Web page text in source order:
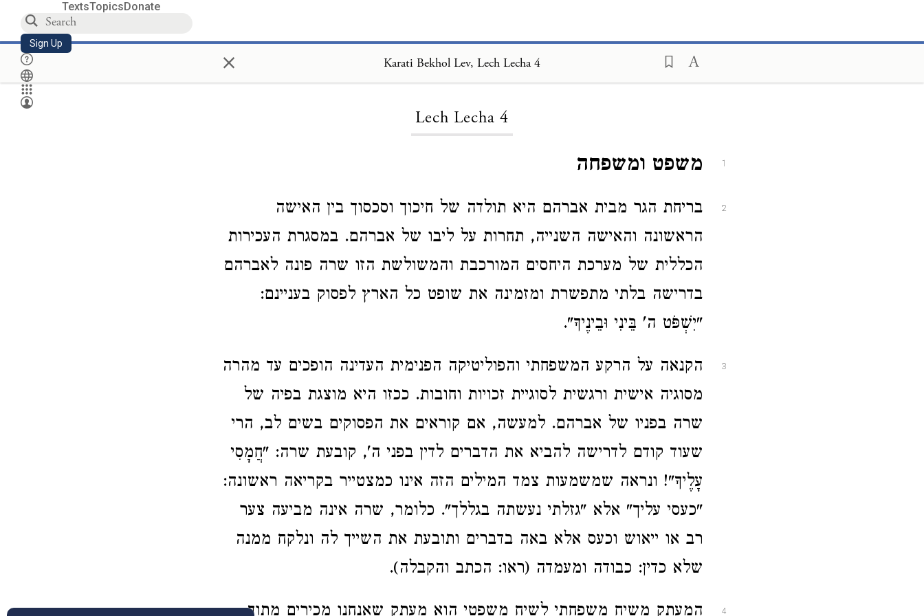
TextsTopicsDonate
Sign Up × Karati Bekhol Lev, Lech Lecha 4
Lech Lecha 4
1 משפט ומשפחה
2
בריחת הגר מבית אברהם היא תולדה של חיכוך וסכסוך בין האישה
הראשונה והאישה השנייה, תחרות על ליבו של אברהם. במסגרת העכירות
הכללית של מערכת היחסים המורכבת והמשולשת הזו שרה פונה לאברהם
בדרישה בלתי מתפשרת ומזמינה את שופט כל הארץ לפסוק בעניינם:
"יִשְׁפֹּט ה' בֵּינִי וּבֵינֶיךָ".
3
הקנאה על הרקע המשפחתי והפוליטיקה הפנימית העדינה הופכים עד מהרה
מסוגיה אישית ורגשית לסוגיית זכויות וחובות. ככזו היא מוצגת בפיה של
שרה בפניו של אברהם. למעשה, אם קוראים את הפסוקים בשים לב, הרי
שעוד קודם לדרישה להביא את הדברים לדין בפני ה', קובעת שרה: "חֲמָסִי
עָלֶיךָ"! ונראה שמשמעות צמד המילים הזה אינו כמצטייר בקריאה ראשונה:
"כעסי עליך" אלא "גזלתי נעשתה בגללך". כלומר, שרה אינה מביעה צער
רב או ייאוש וכעס אלא באה בדברים ותובעת את השייך לה ונלקח ממנה
שלא כדין: כבודה ומעמדה (ראו: הכתב והקבלה).
4